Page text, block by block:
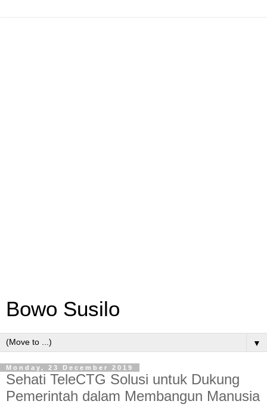
Bowo Susilo
▼
Monday, 23 December 2019
Sehati TeleCTG Solusi untuk Dukung
Pemerintah dalam Membangun Manusia